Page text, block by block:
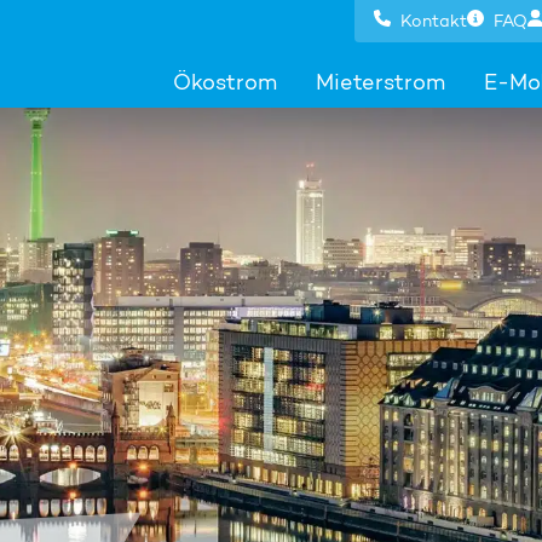
Ökostrom Mieterstrom E-
Kontakt FAQ